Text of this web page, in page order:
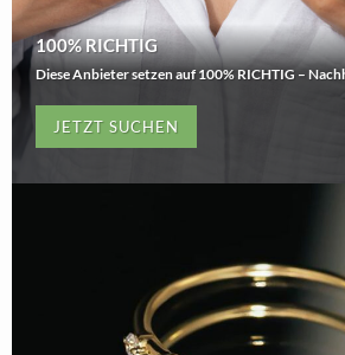
100% RICHTIG
Diese Anbieter setzen auf 100% RICHTIG –
JETZT SUCHEN